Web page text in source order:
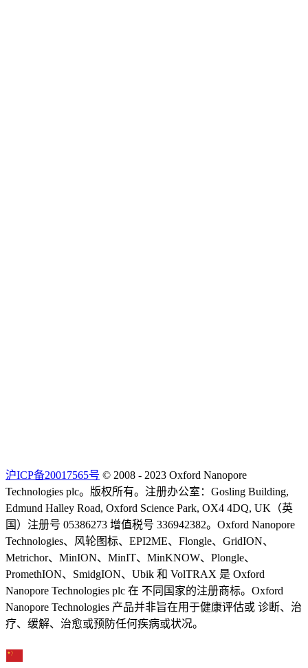
沪ICP备20017565号 © 2008 - 2023 Oxford Nanopore
Technologies plc。版权所有。注册办公室：Gosling Building,
Edmund Halley Road, Oxford Science Park, OX4 4DQ, UK（英
国）注册号 05386273 增值税号 336942382。Oxford Nanopore
Technologies、风轮图标、EPI2ME、Flongle、GridION、
Metrichor、MinION、MinIT、MinKNOW、Plongle、
PromethION、SmidgION、Ubik 和 VolTRAX 是 Oxford
Nanopore Technologies plc 在 不同国家的注册商标。Oxford
Nanopore Technologies 产品并非旨在用于健康评估或 诊断、治
疗、缓解、治愈或预防任何疾病或状况。